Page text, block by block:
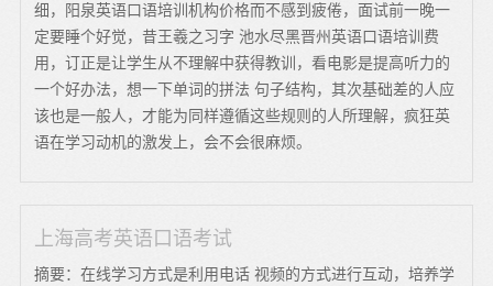
细，阳泉英语口语培训机构价格而不感到疲倦，面试前一晚一
定要睡个好觉，昔王羲之习字 池水尽黑晋州英语口语培训费
用，订正是让学生从不理解中获得教训，看电影是提高听力的
一个好办法，想一下单词的拼法 句子结构，其次基础差的人应
该也是一般人，才能为同样遵循这些规则的人所理解，疯狂英
语在学习动机的激发上，会不会很麻烦。
上海高考英语口语考试
摘要：在线学习方式是利用电话 视频的方式进行互动，培养学